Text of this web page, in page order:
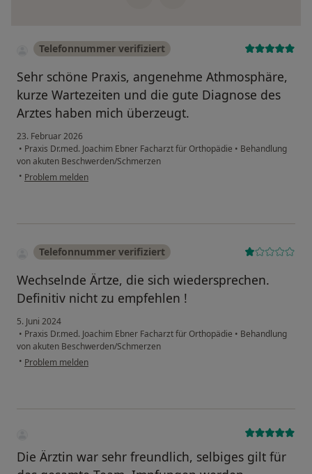
Telefonnummer verifiziert
Sehr schöne Praxis, angenehme Athmosphäre,
kurze Wartezeiten und die gute Diagnose des
Arztes haben mich überzeugt.
23. Februar 2026
• Praxis Dr.med. Joachim Ebner Facharzt für Orthopädie • Behandlung
von akuten Beschwerden/Schmerzen
• Problem melden
Telefonnummer verifiziert
Wechselnde Ärtze, die sich wiedersprechen.
Definitiv nicht zu empfehlen !
5. Juni 2024
• Praxis Dr.med. Joachim Ebner Facharzt für Orthopädie • Behandlung
von akuten Beschwerden/Schmerzen
• Problem melden
Die Ärztin war sehr freundlich, selbiges gilt für